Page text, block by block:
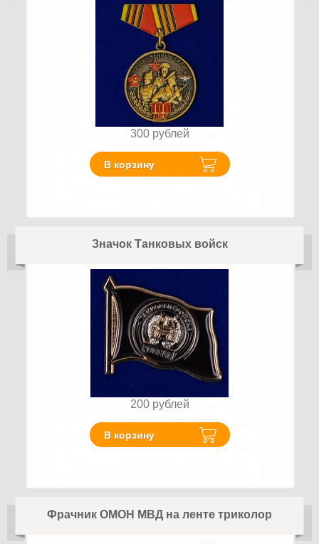
300 рублей
В корзину
Значок Танковых войск
200 рублей
В корзину
Фрачник ОМОН МВД на ленте триколор